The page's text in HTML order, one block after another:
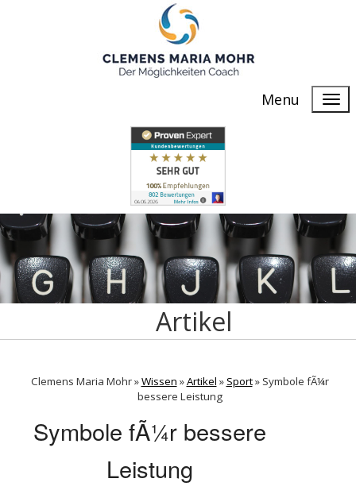
Menu
Artikel
Clemens Maria Mohr »Wissen »Artikel »Sport» Symbole fÃ¼r
bessere Leistung
Symbole fÃ¼r bessere
Leistung